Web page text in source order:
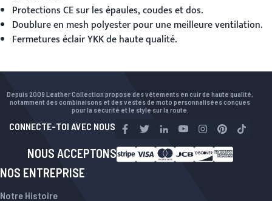
Protections CE sur les épaules, coudes et dos.
Doublure en mesh polyester pour une meilleure ventilation.
Fermetures éclair YKK de haute qualité.
Depuis 2009 Leather Collection propose des vêtements en cuir de haute qualité,
notamment des combinaisons et des vestes de moto personnalisées conçues
pour la sécurité et le style sur la route.
CONNECTE-TOI AVEC NOUS
NOUS ACCEPTONS
NOS ENTREPRISE
Notre Histoire